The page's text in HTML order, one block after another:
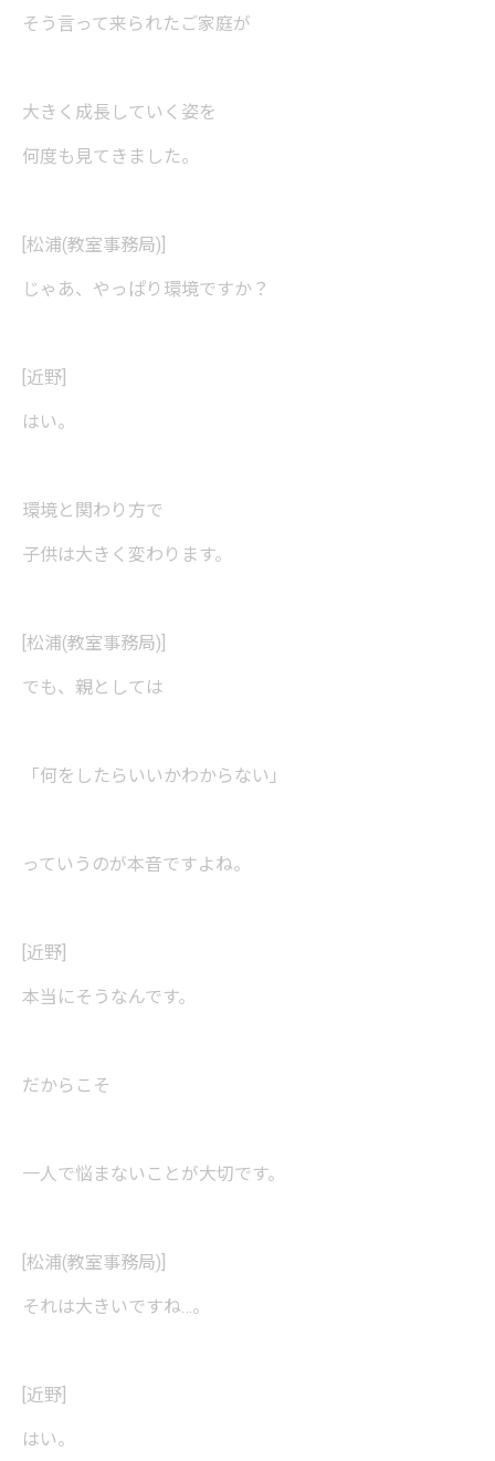
そう言って来られたご家庭が
大きく成長していく姿を
何度も見てきました。
[松浦(教室事務局)]
じゃあ、やっぱり環境ですか？
[近野]
はい。
環境と関わり方で
子供は大きく変わります。
[松浦(教室事務局)]
でも、親としては
「何をしたらいいかわからない」
っていうのが本音ですよね。
[近野]
本当にそうなんです。
だからこそ
一人で悩まないことが大切です。
[松浦(教室事務局)]
それは大きいですね…。
[近野]
はい。